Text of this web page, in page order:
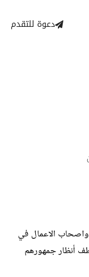
دعوة للتقدم
واصحاب الاعمال في
أنظار جمهورهم